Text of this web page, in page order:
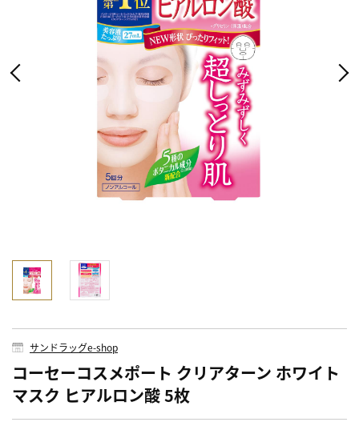
サンドラッグe-shop
コーセーコスメポート クリアターン ホワイト
マスク ヒアルロン酸 5枚